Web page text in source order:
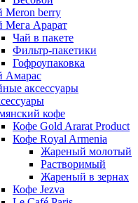
Meron berry
Мега Арарат
Чай в пакете
Фильтр-пакетики
Гофроупаковка
Амарас
аксессуары
кофе
Кофе Gold Ararat Product
Кофе Royal Armenia
Жареный молотый
Растворимый
Жареный в зернах
Кофе Jezva